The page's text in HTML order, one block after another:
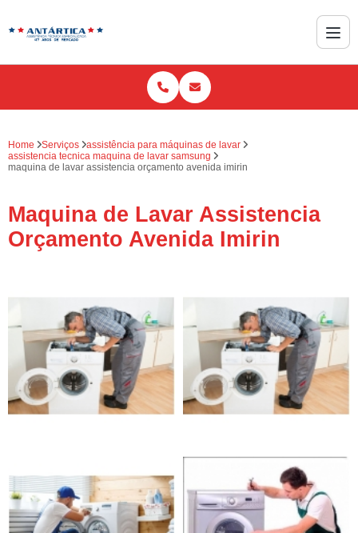
Home Serviços
assistência para máquinas de lavar
assistencia tecnica maquina de lavar samsung
maquina de lavar assistencia orçamento avenida imirin
Maquina de Lavar Assistencia
Orçamento Avenida Imirin